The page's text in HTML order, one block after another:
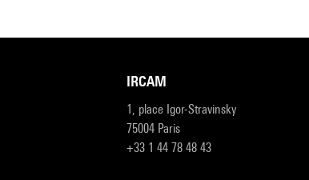
IRCAM
1, place Igor-Stravinsky
75004 Paris
+33 1 44 78 48 43